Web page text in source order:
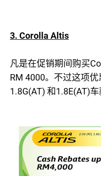
3. Corolla Altis
凡是在促销期间购买
RM 4000。不过这项优
1.8G(AT) 和 1.8E(AT)车